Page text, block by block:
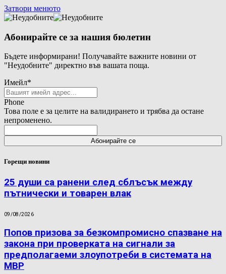
Затвори менюто
Абонирайте се за нашия бюлетин
Бъдете информирани! Получавайте важните новини от
"Неудобните" директно във вашата поща.
Имейл*
Phone
Това поле е за целите на валидирането и трябва да остане
непроменено.
Горещи новини
25 души са ранени след сблъсък между
пътнически и товарен влак
09/08/2026
Попов призова за безкомпромисно спазване на
закона при проверката на сигнали за
предполагаеми злоупотреби в системата на
МВР